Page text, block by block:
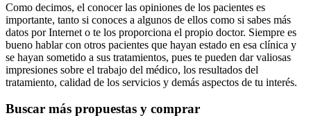
Como decimos, el conocer las opiniones de los pacientes es
importante, tanto si conoces a algunos de ellos como si sabes más
datos por Internet o te los proporciona el propio doctor. Siempre es
bueno hablar con otros pacientes que hayan estado en esa clínica y
se hayan sometido a sus tratamientos, pues te pueden dar valiosas
impresiones sobre el trabajo del médico, los resultados del
tratamiento, calidad de los servicios y demás aspectos de tu interés.
Buscar más propuestas y comprar